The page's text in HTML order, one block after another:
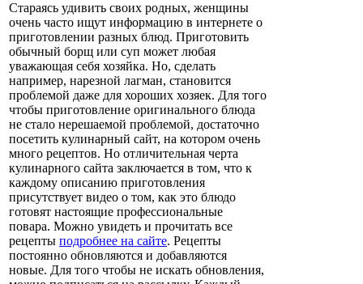
Стараясь удивить своих родных, женщины
очень часто ищут информацию в интернете о
приготовлении разных блюд. Приготовить
обычный борщ или суп может любая
уважающая себя хозяйка. Но, сделать
например, нарезной лагман, становится
проблемой даже для хороших хозяек. Для того
чтобы приготовление оригинального блюда
не стало нерешаемой проблемой, достаточно
посетить кулинарный сайт, на котором очень
много рецептов. Но отличительная черта
кулинарного сайта заключается в том, что к
каждому описанию приготовления
присутствует видео о том, как это блюдо
готовят настоящие профессиональные
повара. Можно увидеть и прочитать все
рецепты подробнее на сайте. Рецепты
постоянно обновляются и добавляются
новые. Для того чтобы не искать обновления,